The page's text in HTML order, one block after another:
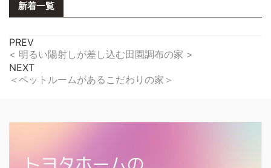
新着一覧
PREV
< 明るい陽射しが差し込む田園調布の家 >
NEXT
＜ペットルームがあるこだわりの家＞